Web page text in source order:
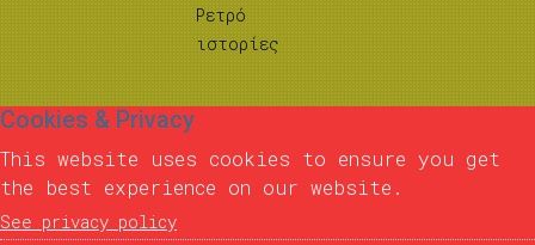
Ρετρό
ιστορίες
Cookies & Privacy
This website uses cookies to ensure you get
the best experience on our website.
See privacy policy